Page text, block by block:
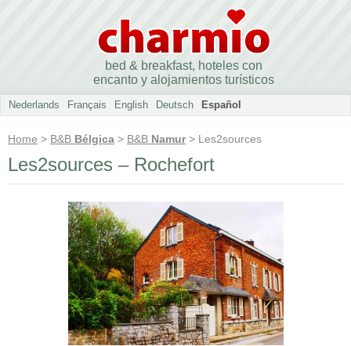
bed & breakfast, hoteles con
encanto y alojamientos turísticos
Nederlands Français English Deutsch Español
Home > B&B Bélgica > B&B Namur> Les2sources
Les2sources – Rochefort